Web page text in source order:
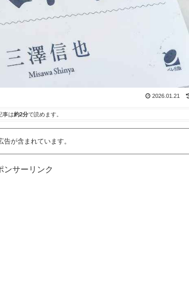
2026.01.21
事は約2分で読めます。
告が含まれています。
ンサーリンク